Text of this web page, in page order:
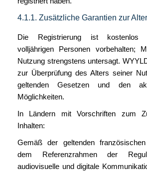
4.1.1. Zusätzliche Garantien zur
Die Registrierung ist kostenlos
volljährigen Personen vorbehalten;
Nutzung strengstens untersagt.
zur Überprüfung des Alters seiner
geltenden Gesetzen und den
Möglichkeiten.
In Ländern mit Vorschriften zum
Inhalten:
Gemäß der geltenden
dem Referenzrahmen der
audiovisuelle und digitale